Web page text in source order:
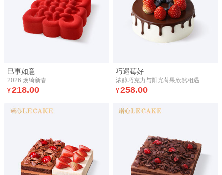
巳事如意
2026 焕绮新春
¥218.00
巧遇莓好
浓醇巧克力与阳光莓果欣然相遇
¥258.00